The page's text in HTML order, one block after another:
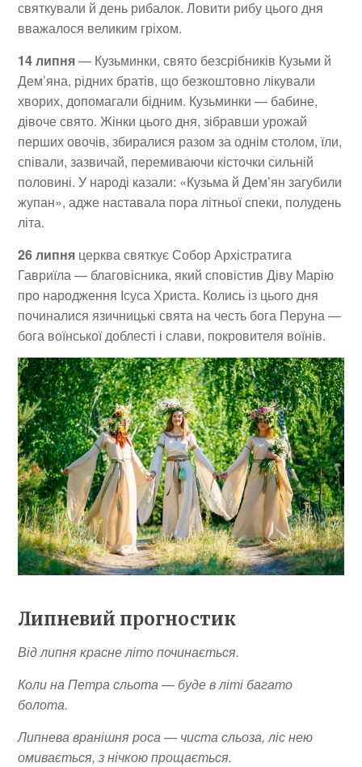
святкували й день рибалок. Ловити рибу цього дня
вважалося великим гріхом.
14 липня— Кузьминки, свято безсрібників Кузьми й
Дем’яна, рідних братів, що безкоштовно лікували
хворих, допомагали бідним. Кузьминки — бабине,
дівоче свято. Жінки цього дня, зібравши урожай
перших овочів, збиралися разом за однім столом, їли,
співали, зазвичай, перемиваючи кісточки сильній
половині. У народі казали: «Кузьма й Дем’ян загубили
жупан», адже наставала пора літньої спеки, полудень
літа.
26 липня церква святкує Собор Архістратига
Гавриїла — благовісника, який сповістив Діву Марію
про народження Ісуса Христа. Колись із цього дня
починалися язичницькі свята на честь бога Перуна —
бога воїнської доблесті і слави, покровителя воїнів.
Липневий прогностик
Від липня красне літо починається.
Коли на Петра сльота — буде в літі багато
болота.
Липнева вранішня роса — чиста сльоза, ліс нею
омивається, з нічкою прощається.